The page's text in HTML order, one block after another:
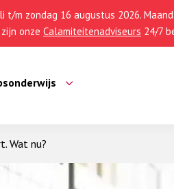
m zondag 16 augustus 2026.
onze Calamiteitenadviseurs 24/7
Wat nu?